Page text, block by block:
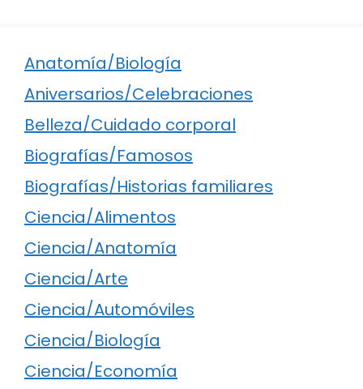
Anatomía/Biología
Aniversarios/Celebraciones
Belleza/Cuidado corporal
Biografías/Famosos
Biografías/Historias familiares
Ciencia/Alimentos
Ciencia/Anatomía
Ciencia/Arte
Ciencia/Automóviles
Ciencia/Biología
Ciencia/Economía